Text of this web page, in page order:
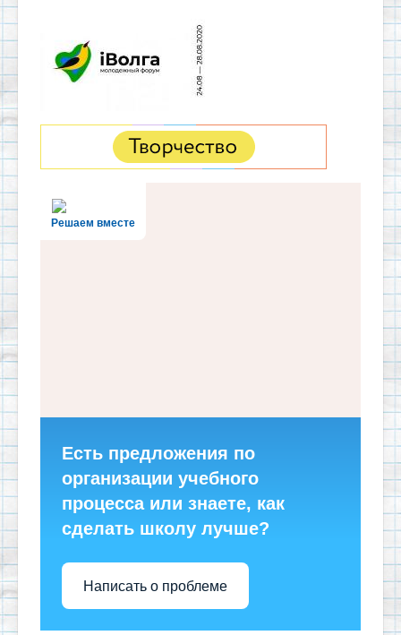
Решаем вместе
Есть предложения по
организации учебного
процесса или знаете, как
сделать школу лучше?
Написать о проблеме